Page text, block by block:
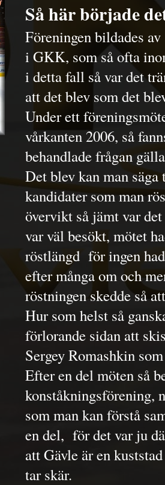
Så här började
Föreningen bildades
i GKK, som så ofta
i detta fall så var det
att det blev som det
Under ett
vårkanten 2006, så
behandlade frågan
Det blev kan man
kandidater som man
övervikt så jämt var
var väl besökt, mötet
röstlängd för ingen
efter många om och
röstningen skedde så
Hur som helst så
förlorande sidan att
Sergey Romashkin
Efter en del möten så
konståkningsförening,
som man kan förstå
en del, för det var ju
att Gävle är en
tar skär.